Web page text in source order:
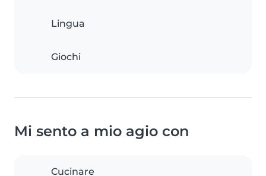
Lingua
Giochi
Mi sento a mio agio con
Cucinare